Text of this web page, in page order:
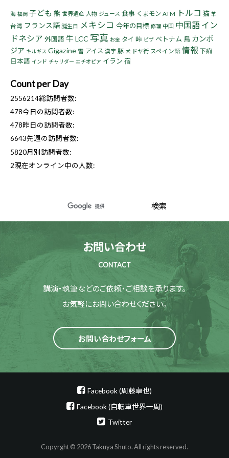
海 福岡 子ども 熊 世界遺産 人物 ジュース 食事 くまモン ATM トルコ 猫 羊
台湾 フランス語 誕生日 メキシコ 今年の目標 修理 中国 中国語 イン
ドネシア 外国語 牛LCC 写真 お金 タイ 峠 ビザ ベトナム 鳥 カンボ
ジア キルギス Gigazine 雪 アイス 漢字 豚 犬 ドヤ街 スペイン語 情報 下痢
日本語 インド チャリダー エチオピア イラン 宿
Count per Day
2556214総訪問者数:
478今日の訪問者数:
478昨日の訪問者数:
6643先週の訪問者数:
5820月別訪問者数:
2現在オンライン中の人数:
お問い合わせ
CONTACT
講演・執筆などのご依頼・ご相談を承ります。
お気軽にお問い合わせください。
お問い合わせフォーム
Facebook (周藤卓也)
Facebook (自転車世界一周)
Twitter
Copyrght © 2026 Takuya Shuto. All rights reserved.